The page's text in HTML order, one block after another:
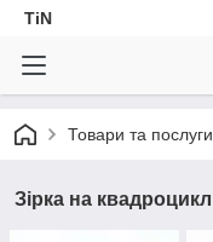
TiN
Товари та послуги
Зірка на квадроцикл